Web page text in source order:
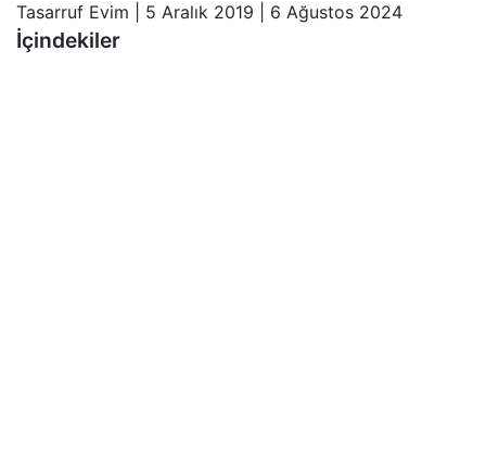
Tasarruf Evim 5 Aralık 2019 6 Ağustos 2024
İçindekiler